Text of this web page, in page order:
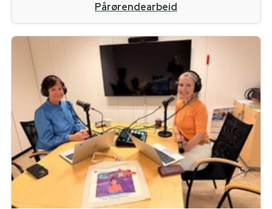
Pårørendearbeid